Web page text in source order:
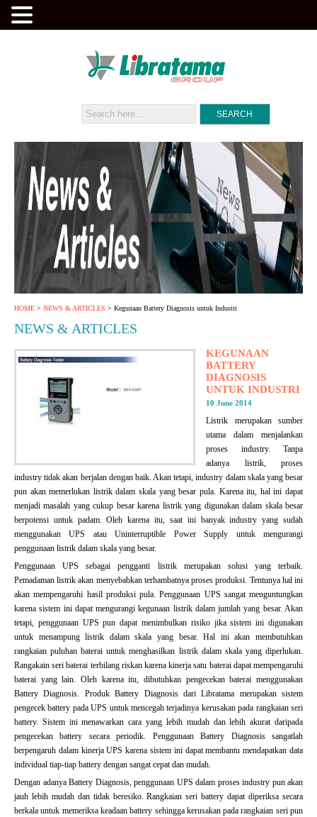
HOME > NEWS & ARTICLES > Kegunaan Battery Diagnosis untuk Industri
NEWS & ARTICLES
KEGUNAAN
BATTERY
DIAGNOSIS
UNTUK INDUSTRI
10 June 2014
Listrik merupakan sumber
utama dalam menjalankan
proses industry. Tanpa
adanya listrik, proses
industry tidak akan berjalan dengan baik. Akan tetapi, industry dalam skala yang besar
pun akan memerlukan listrik dalam skala yang besar pula. Karena itu, hal ini dapat
menjadi masalah yang cukup besar karena listrik yang digunakan dalam skala besar
berpotensi untuk padam. Oleh karena itu, saat ini banyak industry yang sudah
menggunakan UPS atau Uninterruptible Power Supply untuk mengurangi
penggunaan listrik dalam skala yang besar.
Penggunaan UPS sebagai pengganti listrik merupakan solusi yang terbaik.
Pemadaman listrik akan menyebabkan terhambatnya proses produksi. Tentunya hal ini
akan mempengaruhi hasil produksi pula. Penggunaan UPS sangat menguntungkan
karena sistem ini dapat mengurangi kegunaan listrik dalam jumlah yang besar. Akan
tetapi, penggunaan UPS pun dapat menimbulkan risiko jika sistem ini digunakan
untuk menampung listrik dalam skala yang besar. Hal ini akan membutuhkan
rangkaian puluhan baterai untuk menghasilkan listrik dalam skala yang diperlukan.
Rangakain seri baterai terbilang riskan karena kinerja satu baterai dapat mempengaruhi
baterai yang lain. Oleh karena itu, dibutuhkan pengecekan baterai menggunakan
Battery Diagnosis. Produk Battery Diagnosis dari Libratama merupakan sistem
pengecek battery pada UPS untuk mencegah terjadinya kerusakan pada rangkaian seri
battery. Sistem ini menawarkan cara yang lebih mudah dan lebih akurat daripada
pengecekan battery secara periodik. Penggunaan Battery Diagnosis sangatlah
berpengaruh dalam kinerja UPS karena sistem ini dapat membantu mendapatkan data
individual tiap-tiap battery dengan sangat cepat dan mudah.
Dengan adanya Battery Diagnosis, penggunaan UPS dalam proses industry pun akan
jauh lebih mudah dan tidak beresiko. Rangkaian seri battery dapat diperiksa secara
berkala untuk memeriksa keadaan battery sehingga kerusakan pada rangkaian seri pun